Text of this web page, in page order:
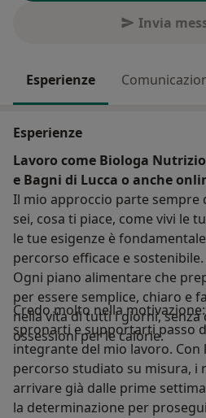
Invia
Esperienze
Esperienze
Lavoro come Biologa
e Bagni di Lucca o anche
Il mio approccio parte sempre
sei, cosa ti piace, come vivi le
le tue esigenze è
percorso efficace e sostenibile.
Ogni piano alimentare che
per essere semplice, chiaro e
nella vita di tutti i giorni, senza
ossessioni per le calorie.
Credo molto nella
spronarti e supportarti passo
integrante del mio lavoro. Con
percorso studiato su misura, i
arrivare già dalle prime
la determinazione per